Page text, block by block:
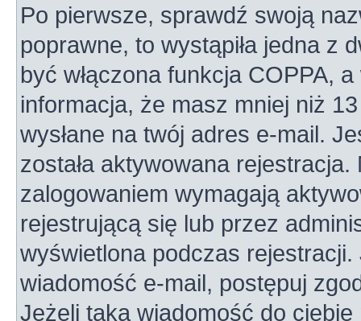
Po pierwsze, sprawdź swoją
poprawne, to wystąpiła jedna z
być włączona funkcja COPPA,
informacja, że masz mniej niż
wysłane na twój adres e-mail.
została aktywowana
zalogowaniem wymagają
rejestrującą się lub przez
wyświetlona podczas rejestracji.
wiadomość e-mail, postępuj
Jeżeli taka wiadomość do ciebie